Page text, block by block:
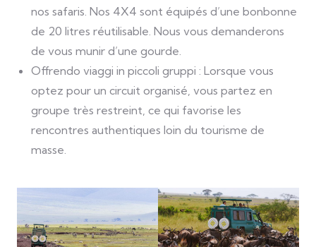
nos safaris. Nos 4X4 sont équipés d’une bonbonne
de 20 litres réutilisable. Nous vous demanderons
de vous munir d’une gourde.
Offrendo viaggi in piccoli gruppi : Lorsque vous
optez pour un circuit organisé, vous partez en
groupe très restreint, ce qui favorise les
rencontres authentiques loin du tourisme de
masse.